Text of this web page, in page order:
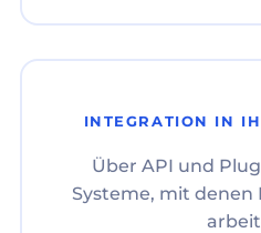
INTEGRATION IN
Über API und
Systeme, mit denen